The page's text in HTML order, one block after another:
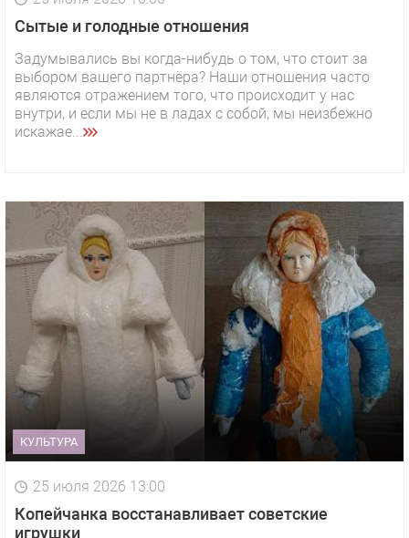
Сытые и голодные отношения
Задумывались вы когда-нибудь о том, что стоит за
выбором вашего партнёра? Наши отношения часто
являются отражением того, что происходит у нас
внутри, и если мы не в ладах с собой, мы неизбежно
искажае...
КУЛЬТУРА
25 июля 2026 13:00
Копейчанка восстанавливает советские
игрушки